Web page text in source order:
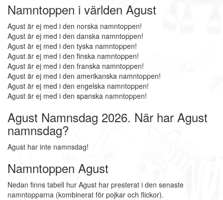
Namntoppen i världen Agust
Agust är ej med i den norska namntoppen!
Agust är ej med i den danska namntoppen!
Agust är ej med i den tyska namntoppen!
Agust är ej med i den finska namntoppen!
Agust är ej med i den franska namntoppen!
Agust är ej med i den amerikanska namntoppen!
Agust är ej med i den engelska namntoppen!
Agust är ej med i den spanska namntoppen!
Agust Namnsdag 2026. När har Agust
namnsdag?
Agust har inte namnsdag!
Namntoppen Agust
Nedan finns tabell hur Agust har presterat i den senaste
namntopparna (kombinerat för pojkar och flickor).